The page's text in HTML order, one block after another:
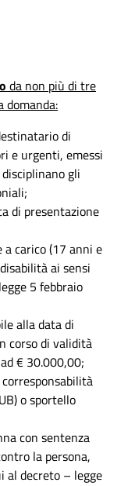
da non più di tre
domanda:
di
e urgenti, emessi
gli
di presentazione
carico (17 anni e
ai sensi
5 febbraio
alla data di
corso di validità
€ 30.000,00;
o sportello
con sentenza
la persona,
al decreto – legge